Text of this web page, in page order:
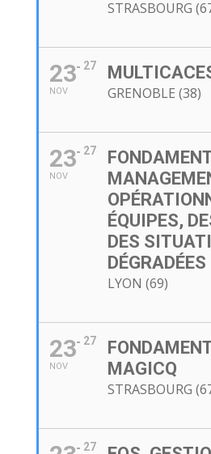
STRASBOURG
23
NOV
27
GRENOBLE (38)
23
NOV
27
ÉQUIPES,
DES
LYON (69)
23
NOV
27
MAGICQ
STRASBOURG
27